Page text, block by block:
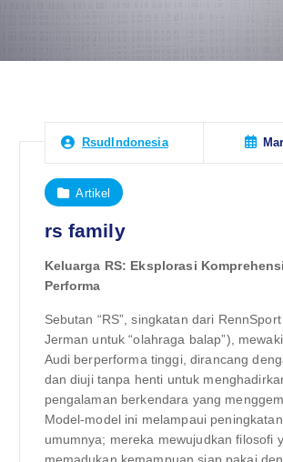
RsudIndonesia
Artikel
rs family
Keluarga RS: Eksplorasi
Performa
Sebutan “RS”, singkatan dari
Jerman untuk “olahraga balap”),
Audi berperforma tinggi, dirancang
dan diuji tanpa henti untuk
pengalaman berkendara yang
Model-model ini melampaui
umumnya; mereka mewujudkan filosofi
memadukan kemampuan siap pakai